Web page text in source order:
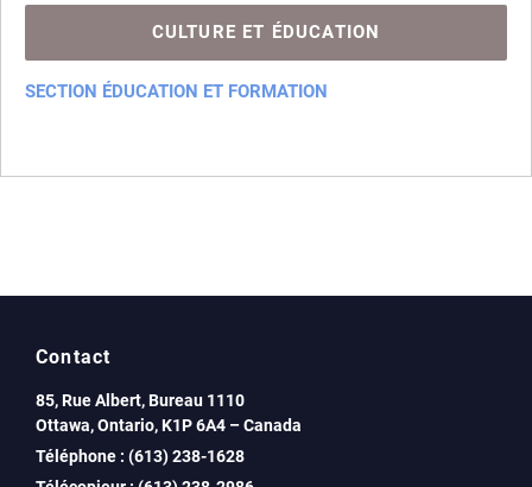
Déclaration de naissance
Nomenclature
CULTURE ET ÉDUCATION
SECTION ÉDUCATION ET FORMATION
Contact
85, Rue Albert, Bureau 1110
Ottawa, Ontario, K1P 6A4 – Canada
Téléphone : (613) 238-1628